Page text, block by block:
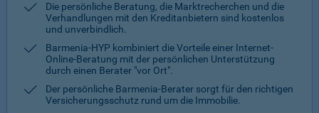
Die persönliche Beratung, die Marktrecherchen und die
Verhandlungen mit den Kreditanbietern sind kostenlos
und unverbindlich.
Barmenia-HYP kombiniert die Vorteile einer Internet-
Online-Beratung mit der persönlichen Unterstützung
durch einen Berater "vor Ort".
Der persönliche Barmenia-Berater sorgt für den richtigen
Versicherungsschutz rund um die Immobilie.